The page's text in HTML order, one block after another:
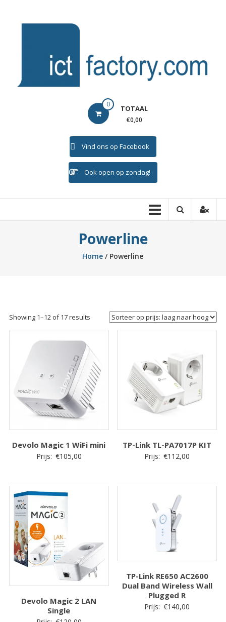
ICTFACTORY 0 TOTAAL
€0,00
Vind ons op Facebook
Ook open op zondag!
Powerline
Home / Powerline
Showing 1–12 of 17 resultsSorted
by
low
to
high
Devolo Magic 1 WiFi mini
Prijs: €105,00
TP-Link TL-PA7017P KIT
Prijs: €112,00
Devolo Magic 2 LAN
Single
TP-Link RE650 AC2600
Dual Band Wireless Wall
Plugged R
Prijs: €140,00